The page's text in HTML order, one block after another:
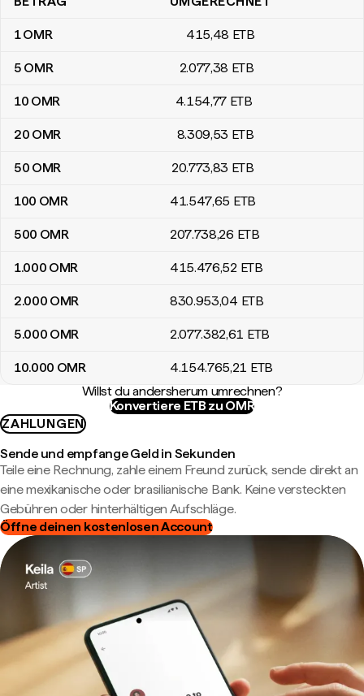
Umrechnungstabelle Omanische Rials zu Äthiopische Birr
1OMR 415,48 ETB
5 OMR 2.077,38 ETB
10 OMR 4.154,77 ETB
20 OMR 8.309,53 ETB
50 OMR 20.773,83 ETB
100 OMR 41.547,65 ETB
500 OMR 207.738,26 ETB
1.000 OMR 415.476,52 ETB
2.000 OMR 830.953,04 ETB
5.000 OMR 2.077.382,61 ETB
10.000 OMR 4.154.765,21 ETB
Willst du andersherum umrechnen?
Konvertiere ETB zu OMR
ZAHLUNGEN
Sende und empfange Geld in Sekunden
Teile eine Rechnung, zahle einem Freund zurück, sende direkt an
eine mexikanische oder brasilianische Bank. Keine versteckten
Gebühren oder hinterhältigen Aufschläge.
Öffne deinen kostenlosen Account